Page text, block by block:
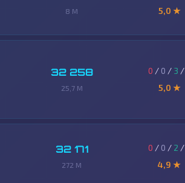
8 M
5,0 ★
32 258
25,7 M
0 / 0 / 3 /
5,0 ★
32 171
272 M
0 / 0 / 2 /
4,9 ★